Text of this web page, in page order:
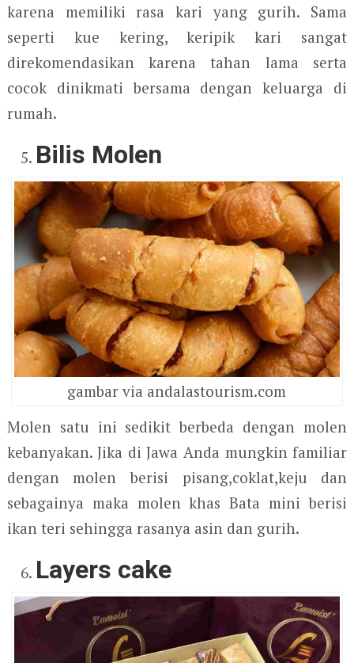
karena memiliki rasa kari yang gurih. Sama
seperti kue kering, keripik kari sangat
direkomendasikan karena tahan lama serta
cocok dinikmati bersama dengan keluarga di
rumah.
Bilis Molen
gambar via andalastourism.com
Molen satu ini sedikit berbeda dengan molen
kebanyakan. Jika di Jawa Anda mungkin familiar
dengan molen berisi pisang,coklat,keju dan
sebagainya maka molen khas Bata mini berisi
ikan teri sehingga rasanya asin dan gurih.
Layers cake